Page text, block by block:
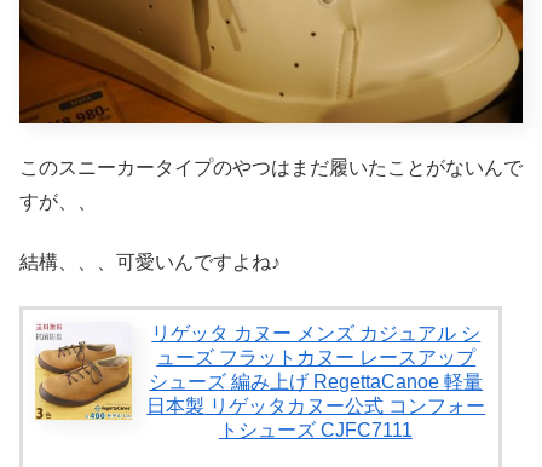
このスニーカータイプのやつはまだ履いたことがないんで
すが、、
結構、、、可愛いんですよね♪
リゲッタ カヌー メンズ カジュアル シ
ューズ フラットカヌー レースアップ
シューズ 編み上げ RegettaCanoe 軽量
日本製 リゲッタカヌー公式 コンフォー
トシューズ CJFC7111